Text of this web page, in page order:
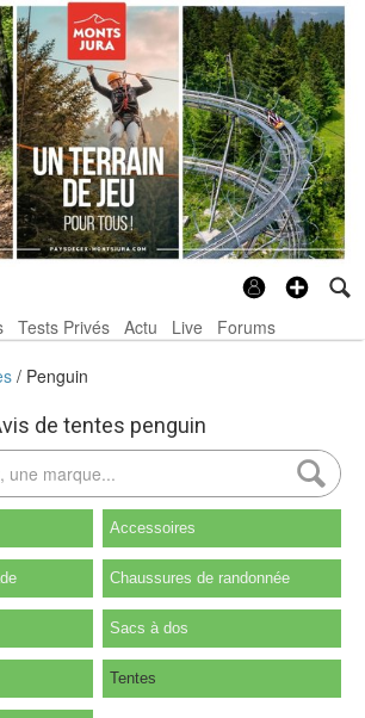
Tests Privés Actu Live Forums
Penguin
de tentes penguin
Accessoires
Chaussures de randonnée
Sacs à dos
Tentes